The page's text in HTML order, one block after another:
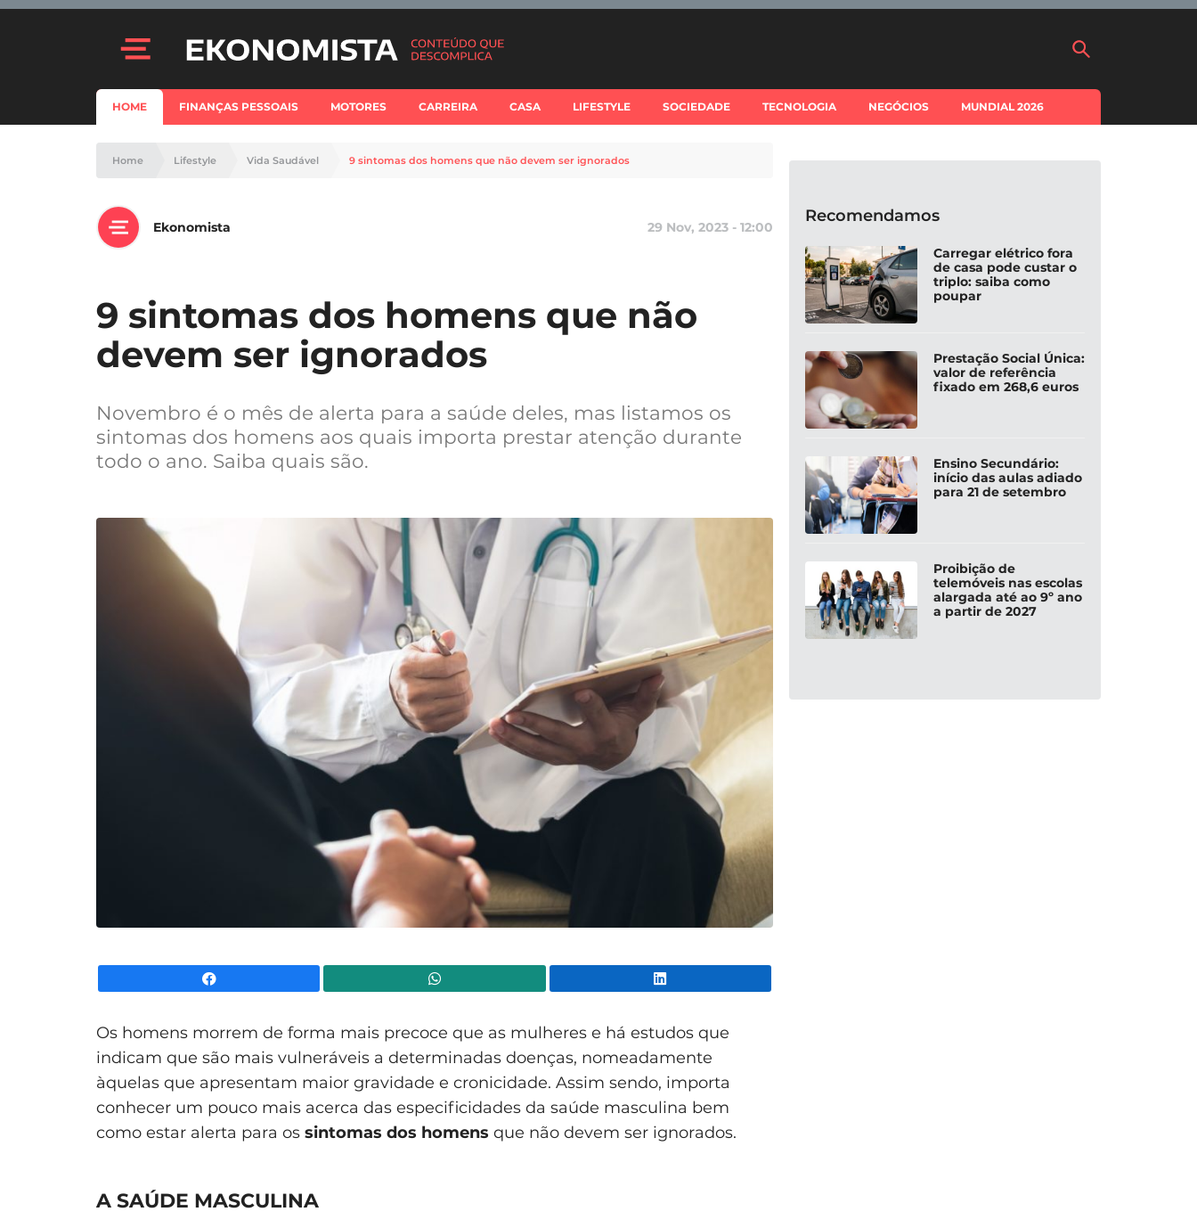
HOME FINANÇAS PESSOAIS MOTORES CARREIRA CASA LIFESTYLE SOCIEDADE TECNOLOGIA NEGÓCIOS MUNDIAL 2026
Home Lifestyle Vida Saudável 9 sintomas dos homens que não devem ser ignorados
Ekonomista 29 Nov, 2023 - 12:00
9 sintomas dos homens que não
devem ser ignorados
Novembro é o mês de alerta para a saúde deles, mas listamos os
sintomas dos homens aos quais importa prestar atenção durante
todo o ano. Saiba quais são.
Os homens morrem de forma mais precoce que as mulheres e há estudos que
indicam que são mais vulneráveis a determinadas doenças, nomeadamente
àquelas que apresentam maior gravidade e cronicidade. Assim sendo, importa
conhecer um pouco mais acerca das especificidades da saúde masculina bem
como estar alerta para os sintomas dos homens que não devem ser ignorados.
A SAÚDE MASCULINA
Recomendamos
Carregar elétrico fora
de casa pode custar o
triplo: saiba como
poupar
Prestação Social Única:
valor de referência
fixado em 268,6 euros
Ensino Secundário:
início das aulas adiado
para 21 de setembro
Proibição de
telemóveis nas escolas
alargada até ao 9º ano
a partir de 2027